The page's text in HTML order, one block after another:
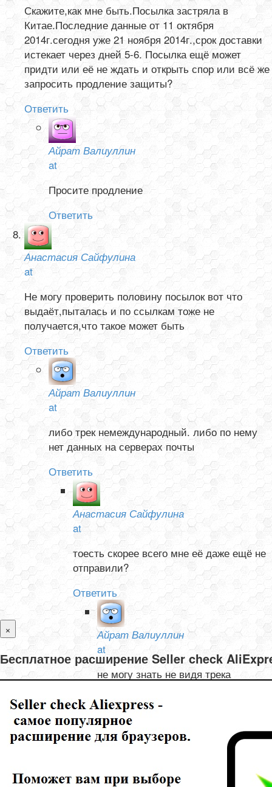
Скажите,как мне быть.Посылка застряла в
Китае.Последние данные от 11 октября
2014г.сегодня уже 21 ноября 2014г.,срок доставки
истекает через дней 5-6. Посылка ещё может
придти или её не ждать и открыть спор или всё же
запросить продление защиты?
Ответить
Айрат Валиуллин
at
Просите продление
Ответить
Анастасия Сайфулина
at
Не могу проверить половину посылок вот что
выдаёт,пыталась и по ссылкам тоже не
получается,что такое может быть
Ответить
Айрат Валиуллин
at
либо трек немеждународный. либо по нему
нет данных на серверах почты
Ответить
Анастасия Сайфулина
at
тоесть скорее всего мне её даже ещё не
отправили?
Ответить
Айрат Валиуллин
at
не могу знать не видя трека
Ответить
Олеся и Валентин Тишелович
не могу отследить товар с Али, не отслеживается
×
Бесплатное расширение Seller check